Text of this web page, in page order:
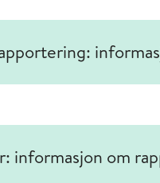
informasjon om